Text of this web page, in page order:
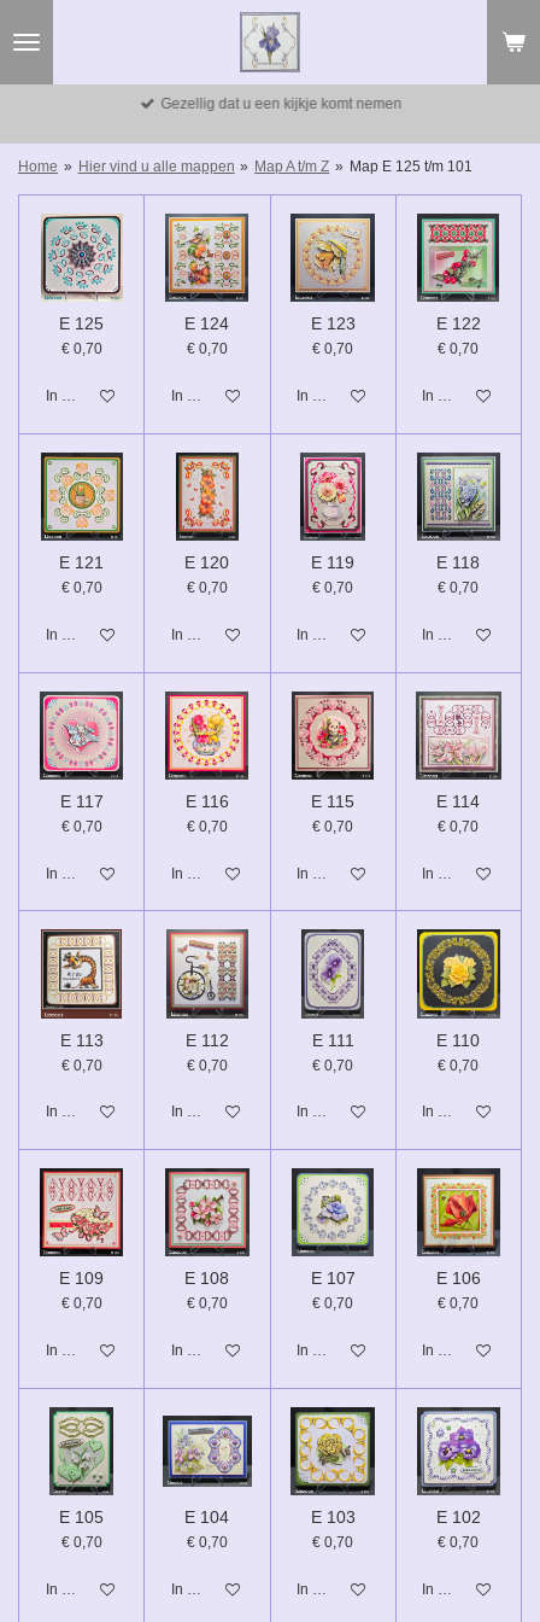
direct
Gezellig dat u een kijkje komt nemen
Home » Hier vind u alle mappen » Map A t/m Z » Map E 125 t/m 101
E 125
€ 0,70
In winkelwagen
E 124
€ 0,70
In winkelwagen
E 123
€ 0,70
In winkelwagen
E 122
€ 0,70
In winkelwagen
E 121
€ 0,70
In winkelwagen
E 120
€ 0,70
In winkelwagen
E 119
€ 0,70
In winkelwagen
E 118
€ 0,70
In winkelwagen
E 117
€ 0,70
In winkelwagen
E 116
€ 0,70
In winkelwagen
E 115
€ 0,70
In winkelwagen
E 114
€ 0,70
In winkelwagen
E 113
€ 0,70
In winkelwagen
E 112
€ 0,70
In winkelwagen
E 111
€ 0,70
In winkelwagen
E 110
€ 0,70
In winkelwagen
E 109
€ 0,70
In winkelwagen
E 108
€ 0,70
In winkelwagen
E 107
€ 0,70
In winkelwagen
E 106
€ 0,70
In winkelwagen
E 105
€ 0,70
In winkelwagen
E 104
€ 0,70
In winkelwagen
E 103
€ 0,70
In winkelwagen
E 102
€ 0,70
In winkelwagen